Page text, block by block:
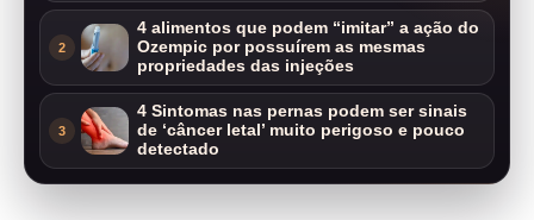
2
4 alimentos que podem “imitar” a ação do
Ozempic por possuírem as mesmas
propriedades das injeções
3
4 Sintomas nas pernas podem ser sinais
de ‘câncer letal’ muito perigoso e pouco
detectado